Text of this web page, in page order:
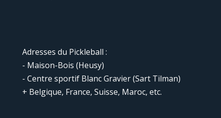
Adresses du Pickleball :
- Maison-Bois (Heusy)
- Centre sportif Blanc Gravier (Sart Tilman)
+ Belgique, France, Suisse, Maroc, etc.